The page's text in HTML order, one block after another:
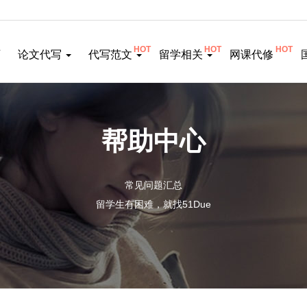
论文代写 代写范文HOT 留学相关HOT 网课代修 HOT
帮助中心
常见问题汇总
留学生有困难，就找51Due